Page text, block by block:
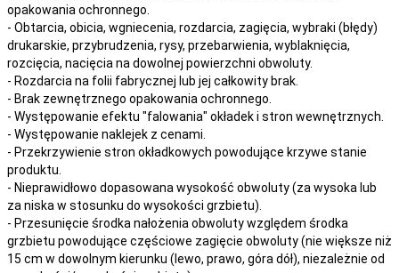
opakowania ochronnego.
- Obtarcia, obicia, wgniecenia, rozdarcia, zagięcia, wybraki (błędy)
drukarskie, przybrudzenia, rysy, przebarwienia, wyblaknięcia,
rozcięcia, nacięcia na dowolnej powierzchni obwoluty.
- Rozdarcia na folii fabrycznej lub jej całkowity brak.
- Brak zewnętrznego opakowania ochronnego.
- Występowanie efektu "falowania" okładek i stron wewnętrznych.
- Występowanie naklejek z cenami.
- Przekrzywienie stron okładkowych powodujące krzywe stanie
produktu.
- Nieprawidłowo dopasowana wysokość obwoluty (za wysoka lub
za niska w stosunku do wysokości grzbietu).
- Przesunięcie środka nałożenia obwoluty względem środka
grzbietu powodujące częściowe zagięcie obwoluty (nie większe niż
15 cm w dowolnym kierunku (lewo, prawo, góra dół), niezależnie od